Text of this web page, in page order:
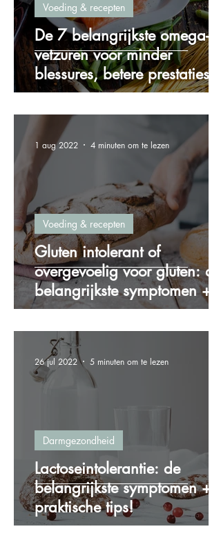
De 7 belangrijkste omega-3
vetzuren voor minder
blessures, betere prestaties
en meer energie!
Voeding & recepten
Gluten intolerant of
overgevoelig voor gluten: de
belangrijkste symptomen + 4
praktische tips!
Voeding & recepten
1 aug 2022 4 minuten om te lezen
Lactoseintolerantie: de
belangrijkste symptomen + 5
praktische tips!
Darmgezondheid
26 jul 2022 5 minuten om te lezen